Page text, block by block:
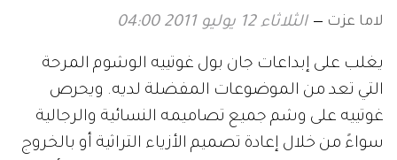
لاما عزت الثلاثاء 12 يوليو 2011 04:00
يغلب على إبداعات جان بول غوتييه الوشوم المرحة
التي تعد من الموضوعات المفضلة لديه. ويحرص
غوتييه على وشم جميع تصاميمه النسائية والرجالية
سواءً من خلال إعادة تصميم الأزياء التراثية أو بالخروج